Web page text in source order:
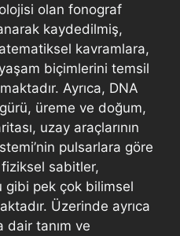
olan fonograf
kaydedilmiş,
kavramlara,
biçimlerini temsil
Ayrıca, DNA
üreme ve doğum,
uzay araçlarının
pulsarlara göre
sabitler,
gibi pek çok bilimsel
Üzerinde ayrıca
dair tanım ve